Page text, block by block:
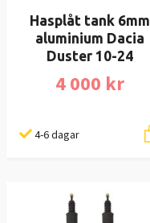
Hasplåt tank 6mm
aluminium Dacia
Duster 10-24
4 000 kr
4-6 dagar